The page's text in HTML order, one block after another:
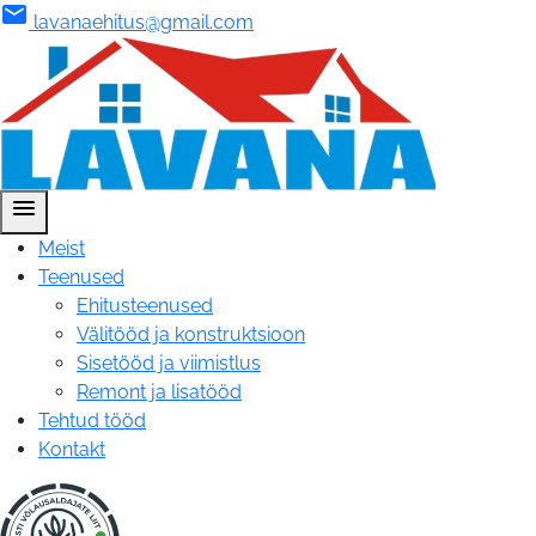
mail lavanaehitus@gmail.com
menu
Meist
Teenused
Ehitusteenused
Välitööd ja konstruktsioon
Sisetööd ja viimistlus
Remont ja lisatööd
Tehtud tööd
Kontakt